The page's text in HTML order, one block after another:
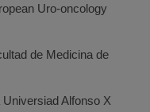
Uro-oncology
de Medicina de
Alfonso X